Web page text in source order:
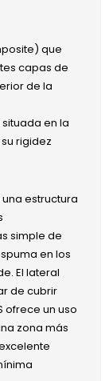
que
capas de
de la
situada en la
rigidez
estructura
simple de
en los
El lateral
de cubrir
ofrece un uso
zona más